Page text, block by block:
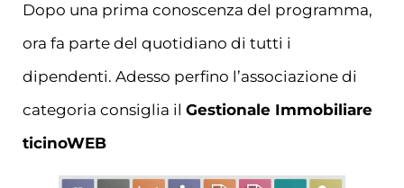
Dopo una prima conoscenza del programma,
ora fa parte del quotidiano di tutti i
dipendenti. Adesso perfino l’associazione di
categoria consiglia il Gestionale Immobiliare
ticinoWEB